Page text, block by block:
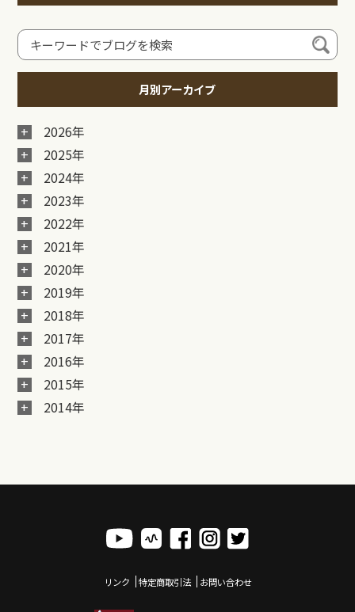
月別アーカイブ
2026年
2025年
2024年
2023年
2022年
2021年
2020年
2019年
2018年
2017年
2016年
2015年
2014年
リンク 特定商取引法 お問い合わせ